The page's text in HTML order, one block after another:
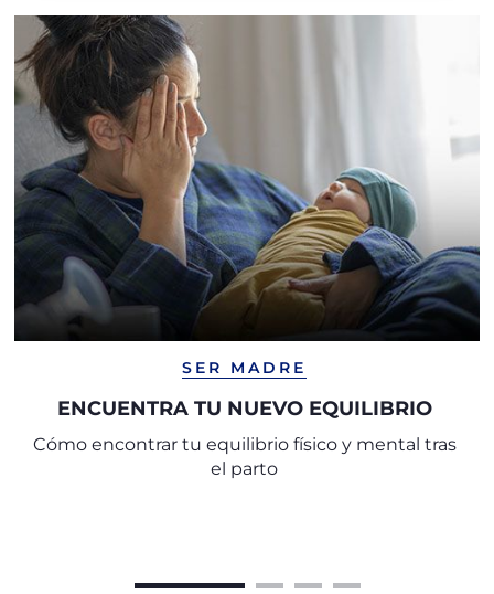
SER MADRE
ENCUENTRA TU NUEVO EQUILIBRIO
Cómo encontrar tu equilibrio físico y mental tras
el parto